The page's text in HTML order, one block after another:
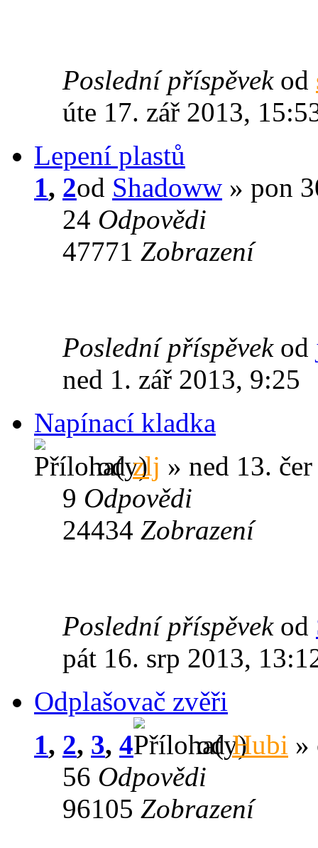
Poslední příspěvek od
úte 17. zář 2013,
Lepení plastů
1, 2od Shadoww » pon
24 Odpovědi
47771 Zobrazení
Poslední příspěvek od
ned 1. zář 2013, 9:25
Napínací kladka
odzlj » ned 13.
9 Odpovědi
24434 Zobrazení
Poslední příspěvek od
pát 16. srp 2013,
Odplašovač zvěři
1, 2, 3, 4 odHubi »
56 Odpovědi
96105 Zobrazení